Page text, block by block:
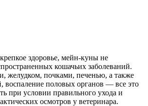
здоровье, мейн-куны не
кошачьих заболеваний.
желудком, почками, печенью, а также
воспаление половых органов — все это
при условии правильного ухода и
осмотров у ветеринара.